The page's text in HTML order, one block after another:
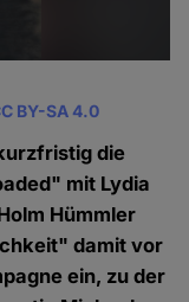
BY-SA 4.0
die
mit Lydia
Hümmler
damit vor
ein, zu der